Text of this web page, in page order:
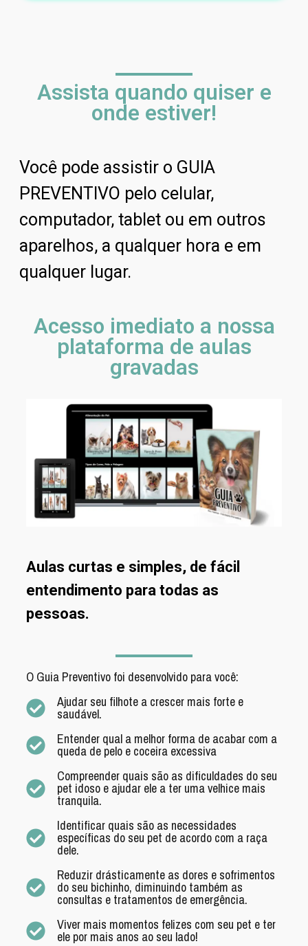
Assista quando quiser e
onde estiver!
Você pode assistir o GUIA
PREVENTIVO pelo celular,
computador, tablet ou em outros
aparelhos, a qualquer hora e em
qualquer lugar.
Acesso imediato a nossa
plataforma de aulas
gravadas
Aulas curtas e simples, de fácil
entendimento para todas as
pessoas.
O Guia Preventivo foi desenvolvido para você:
Ajudar seu filhote a crescer mais forte e
saudável.
Entender qual a melhor forma de acabar com a
queda de pelo e coceira excessiva
Compreender quais são as dificuldades do seu
pet idoso e ajudar ele a ter uma velhice mais
tranquila.
Identificar quais são as necessidades
específicas do seu pet de acordo com a raça
dele.
Reduzir drásticamente as dores e sofrimentos
do seu bichinho, diminuindo também as
consultas e tratamentos de emergência.
Viver mais momentos felizes com seu pet e ter
ele por mais anos ao seu lado!